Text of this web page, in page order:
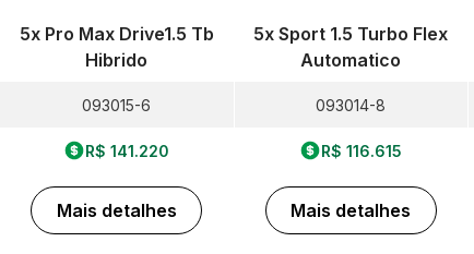
5x Pro Max Drive1.5 Tb
Hibrido
093015-6
R$ 141.220
Mais detalhes
5x Sport 1.5 Turbo Flex
Automatico
093014-8
R$ 116.615
Mais detalhes